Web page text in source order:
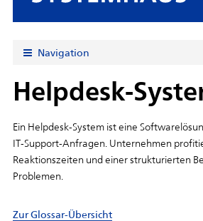
Navigation
Helpdesk-
Ein Helpdesk-System ist eine
IT-Support-Anfragen. Unternehmen
Reaktionszeiten und einer strukturierten
Problemen.
Zur Glossar-Übersicht